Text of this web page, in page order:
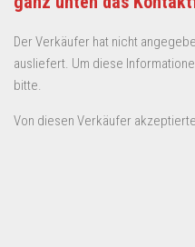
Der Verkäufer hat nicht
ausliefert. Um diese
bitte.
Von diesen Verkäufer